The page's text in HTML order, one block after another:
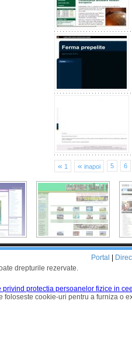
« 1 « inapoi 5 6
drepturile rezervate.
Portal
privind protectia persoanelor fizice in
foloseste cookie-uri pentru a furniza o